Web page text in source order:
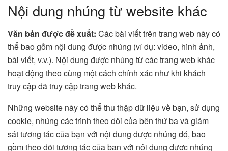
Nội dung nhúng từ website khác
Văn bản được đề xuất: Các bài viết trên trang web này có
thể bao gồm nội dung được nhúng (ví dụ: video, hình ảnh,
bài viết, v.v.). Nội dung được nhúng từ các trang web khác
hoạt động theo cùng một cách chính xác như khi khách
truy cập đã truy cập trang web khác.
Những website này có thể thu thập dữ liệu về bạn, sử dụng
cookie, nhúng các trình theo dõi của bên thứ ba và giám
sát tương tác của bạn với nội dung được nhúng đó, bao
gồm theo dõi tương tác của bạn với nội dung được nhúng